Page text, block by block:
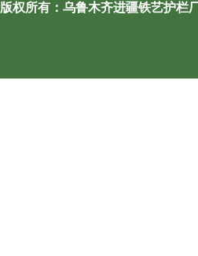
版权所有： 乌鲁木齐进疆铁艺护栏